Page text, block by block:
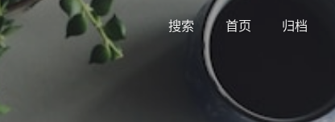
搜索 首页 归档